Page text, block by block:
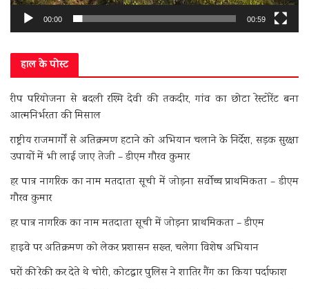
00:00 00:59
हाल के पोस्ट
रीप परियोजना से बदली रश्मि देवी की तकदीर, गांव का छोटा रेस्टोरेंट बना
आत्मनिर्भरता की मिसाल
राष्ट्रीय राजमार्गों से अतिक्रमण हटाने को अभियान चलाने के निर्देश, सड़क सुरक्षा
उपायों में भी लाई जाए तेजी – डीएम गौरव कुमार
हर पात्र नागरिक का नाम मतदाता सूची में जोड़ना सर्वोच्च प्राथमिकता – डीएम
गौरव कुमार
हर पात्र नागरिक का नाम मतदाता सूची में जोड़ना प्राथमिकता – डीएम
हाइवे पर अतिक्रमण को लेकर प्रशासन सख्त, चलेगा विशेष अभियान
घरों की रेकी कर देते थे चोरी, कोटद्वार पुलिस ने शातिर गैंग का किया पर्दाफाश